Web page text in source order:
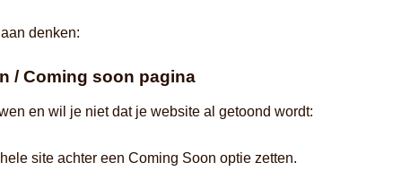
denken:
/ Coming soon pagina
en wil je niet dat je website al getoond wordt:
site achter een Coming Soon optie zetten.